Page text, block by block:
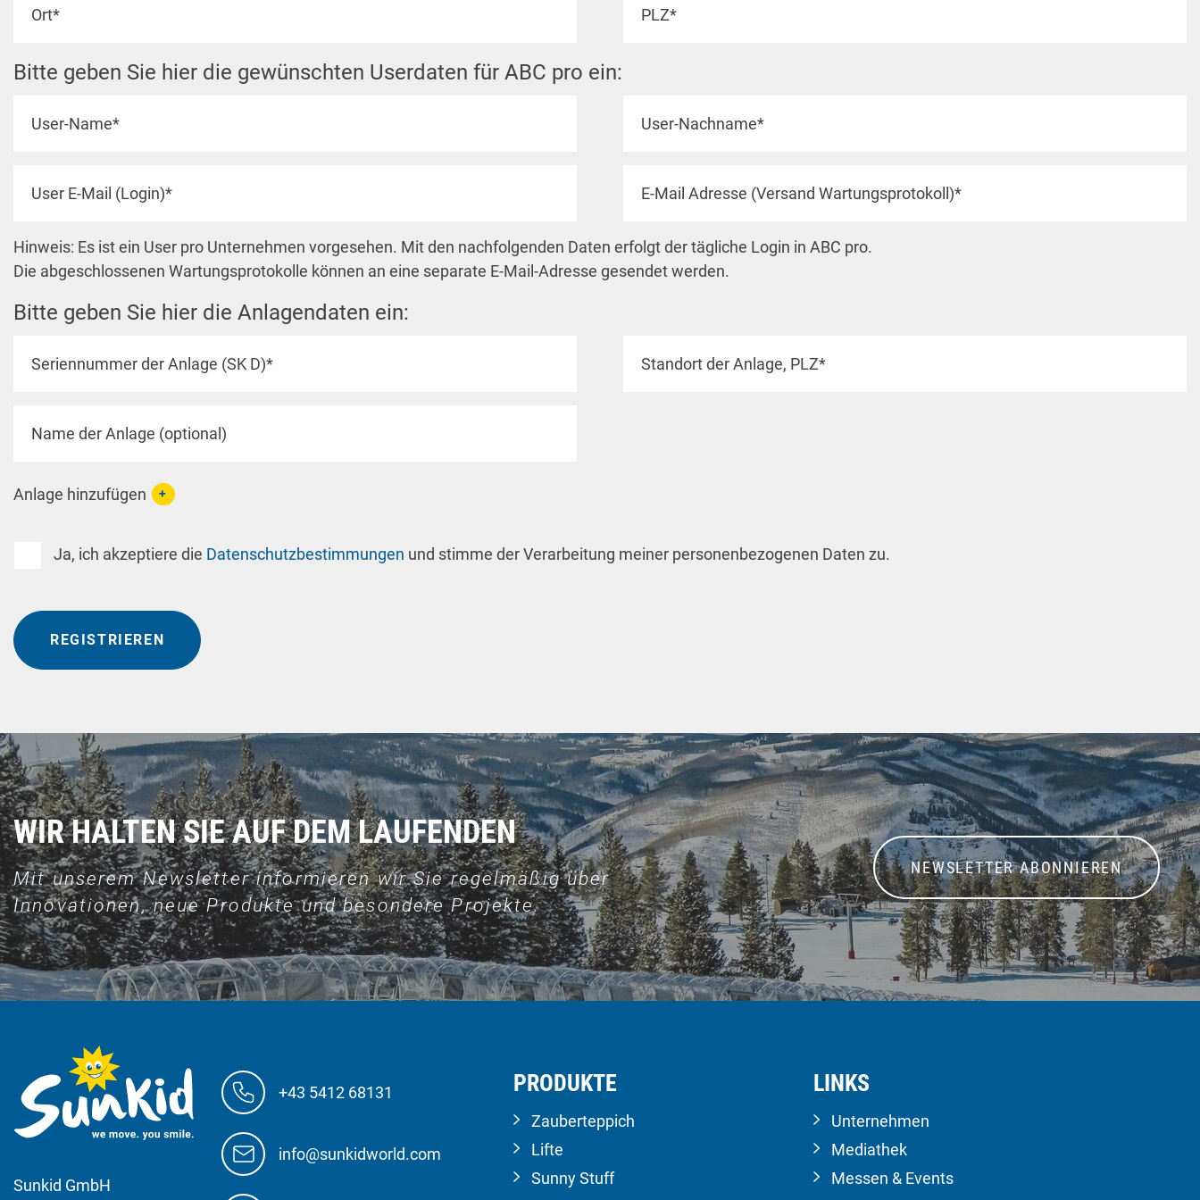
Bitte geben Sie hier die gewünschten Userdaten für ABC pro ein:
Hinweis: Es ist ein User pro Unternehmen vorgesehen. Mit den nachfolgenden Daten erfolgt der tägliche Login in ABC pro.
Die abgeschlossenen Wartungsprotokolle können an eine separate E-Mail-Adresse gesendet werden.
Bitte geben Sie hier die Anlagendaten ein:
Anlage hinzufügen +
Ja, ich akzeptiere die Datenschutzbestimmungen und stimme der Verarbeitung meiner personenbezogenen Daten zu.
WIR HALTEN SIE AUF DEM LAUFENDEN
Mit unserem Newsletter informieren wir Sie regelmäßig über
Innovationen, neue Produkte und besondere Projekte.
NEWSLETTER ABONNIEREN
Sunkid GmbH
+43 5412 68131
info@sunkidworld.com
PRODUKTE
Zauberteppich
Lifte
Sunny Stuff
LINKS
Unternehmen
Mediathek
Messen & Events